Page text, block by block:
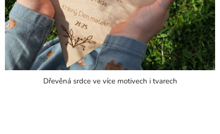
Dřevěná srdce ve více motivech i tvarech